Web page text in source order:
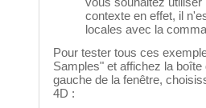
contexte en effet, il
locales avec la
Pour tester tous ces
Samples" et affichez la
gauche de la fenêtre,
4D :